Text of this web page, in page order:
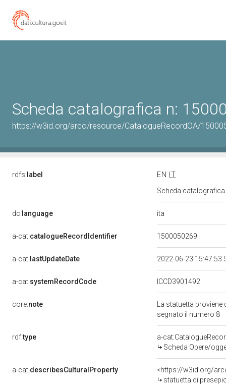
Scheda catalografica n:
https://w3id.org/arco/resource/CatalogueRecordOA/
rdfs: label EN
IT
Scheda
dc: language ita
a-cat:catalogueRecordIdentifier 1500050269
a-cat: lastUpdateDate 2022-06-23
a-cat:systemRecordCode ICCD3901492
core:note
La statuetta
segnato il numero 8
rdf:type
a-
Scheda Opere/
a-cat:describesCulturalProperty
<https://w3id.org/
statuetta di